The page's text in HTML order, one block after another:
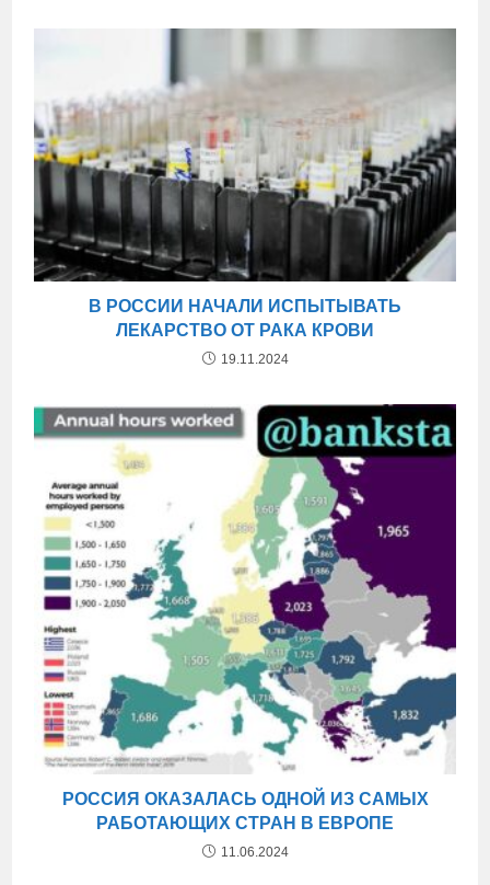
В РОССИИ НАЧАЛИ ИСПЫТЫВАТЬ
ЛЕКАРСТВО ОТ РАКА КРОВИ
19.11.2024
РОССИЯ ОКАЗАЛАСЬ ОДНОЙ ИЗ САМЫХ
РАБОТАЮЩИХ СТРАН В ЕВРОПЕ
11.06.2024